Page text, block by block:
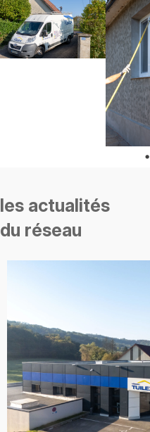
les actualités
du réseau